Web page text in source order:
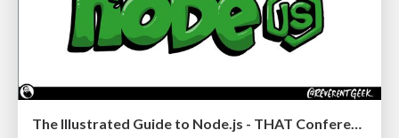
The Illustrated Guide to Node.js - THAT Conference 2024